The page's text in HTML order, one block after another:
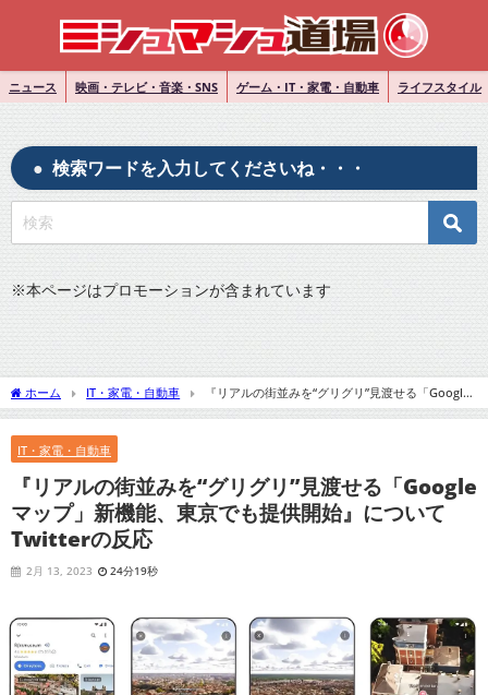
ニュース 映画・テレビ・音楽・SNS ゲーム・IT・家電・自動車 ライフスタイル
検索ワードを入力してくださいね・・・
※本ページはプロモーションが含まれています
ホーム IT・家電・自動車
『リアルの街並みを“グリグリ”見渡せる「Google
マップ」新機能、東京でも提供開始』についてTwitterの反応
IT・家電・自動車
『リアルの街並みを“グリグリ”見渡せる「Google
マップ」新機能、東京でも提供開始』について
Twitterの反応
2月 13, 2023 24分19秒